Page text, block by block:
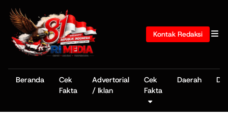
Kontak Redaksi
Beranda
Cek
Fakta
Advertorial
/ Iklan
Cek
Fakta
Daerah